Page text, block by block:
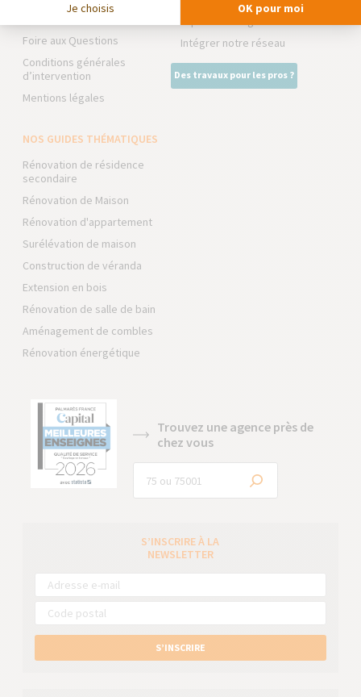
Foire aux Questions
Conditions générales
d’intervention
Mentions légales
Intégrer notre réseau
Des travaux pour les pros ?
NOS GUIDES THÉMATIQUES
Rénovation de résidence
secondaire
Rénovation de Maison
Rénovation d'appartement
Surélévation de maison
Construction de véranda
Extension en bois
Rénovation de salle de bain
Aménagement de combles
Rénovation énergétique
Trouvez une agence près de
chez vous
S’INSCRIRE À LA
NEWSLETTER
S’INSCRIRE
Je choisis OK pour moi